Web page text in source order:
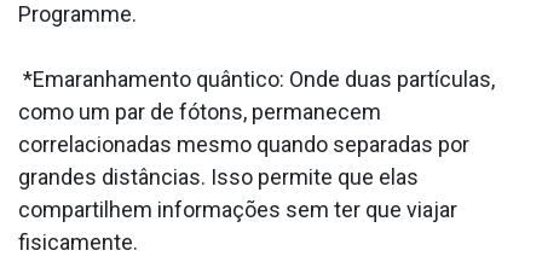
Programme.
*Emaranhamento quântico: Onde duas partículas,
como um par de fótons, permanecem
correlacionadas mesmo quando separadas por
grandes distâncias. Isso permite que elas
compartilhem informações sem ter que viajar
fisicamente.